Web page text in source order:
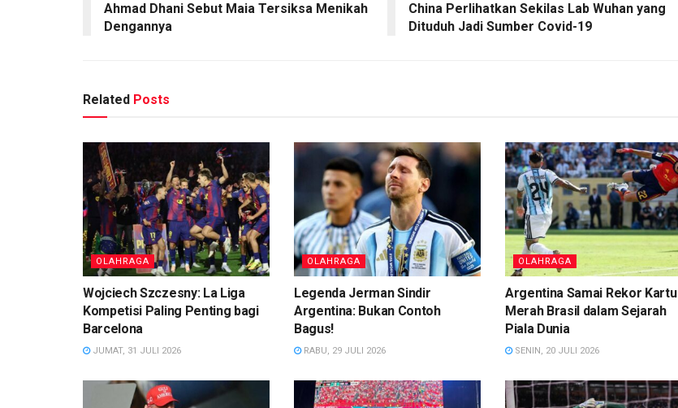
Ahmad Dhani Sebut Maia Tersiksa Menikah
Dengannya
China Perlihatkan Sekilas Lab Wuhan yang
Dituduh Jadi Sumber Covid-19
Related Posts
OLAHRAGA
Wojciech Szczesny: La Liga
Kompetisi Paling Penting bagi
Barcelona
JUMAT, 31 JULI 2026
OLAHRAGA
Legenda Jerman Sindir
Argentina: Bukan Contoh
Bagus!
RABU, 29 JULI 2026
OLAHRAGA
Argentina Samai Rekor Kartu
Merah Brasil dalam Sejarah
Piala Dunia
SENIN, 20 JULI 2026